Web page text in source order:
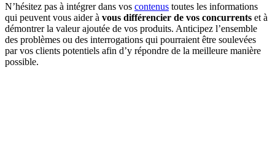
N’hésitez pas à intégrer dans vos contenus toutes les informations
qui peuvent vous aider à vous différencier de vos concurrents et à
démontrer la valeur ajoutée de vos produits. Anticipez l’ensemble
des problèmes ou des interrogations qui pourraient être soulevées
par vos clients potentiels afin d’y répondre de la meilleure manière
possible.